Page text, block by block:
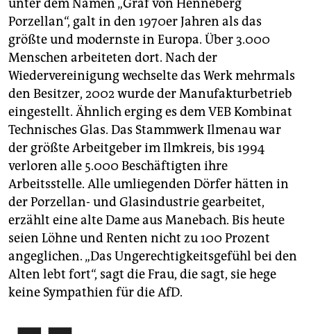
unter dem Namen „Graf von Henneberg
Porzellan“, galt in den 1970er Jahren als das
größte und modernste in Europa. Über 3.000
Menschen arbeiteten dort. Nach der
Wiedervereinigung wechselte das Werk mehrmals
den Besitzer, 2002 wurde der Manufakturbetrieb
eingestellt. Ähnlich erging es dem VEB Kombinat
Technisches Glas. Das Stammwerk Ilmenau war
der größte Arbeitgeber im Ilmkreis, bis 1994
verloren alle 5.000 Beschäftigten ihre
Arbeitsstelle. Alle umliegenden Dörfer hätten in
der Porzellan- und Glasindustrie gearbeitet,
erzählt eine alte Dame aus Manebach. Bis heute
seien Löhne und Renten nicht zu 100 Prozent
angeglichen. „Das Ungerechtigkeitsgefühl bei den
Alten lebt fort“, sagt die Frau, die sagt, sie hege
keine Sympathien für die AfD.